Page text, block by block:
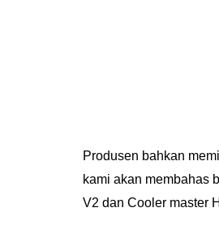
Produsen bahkan
kami akan membahas
V2 dan Cooler master